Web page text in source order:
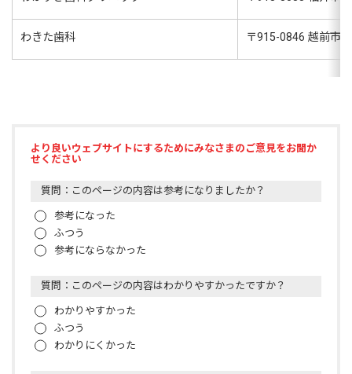
わきた歯科 〒915-0846 越前市
より良いウェブサイトにするためにみなさまのご意見をお聞か
せください
質問：このページの内容は参考になりましたか？
参考になった
ふつう
参考にならなかった
質問：このページの内容はわかりやすかったですか？
わかりやすかった
ふつう
わかりにくかった